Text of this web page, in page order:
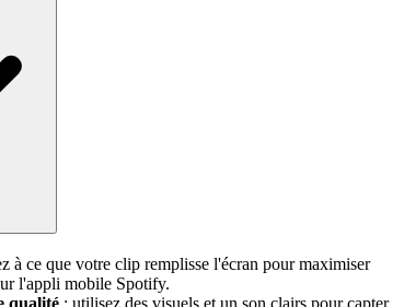
à ce que votre clip remplisse l'écran pour maximiser
l'appli mobile Spotify.
qualité : utilisez des visuels et un son clairs pour capter